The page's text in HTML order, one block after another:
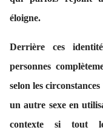
éloigne.
Derrière ces
personnes
selon les
un autre sexe en
contexte si tout